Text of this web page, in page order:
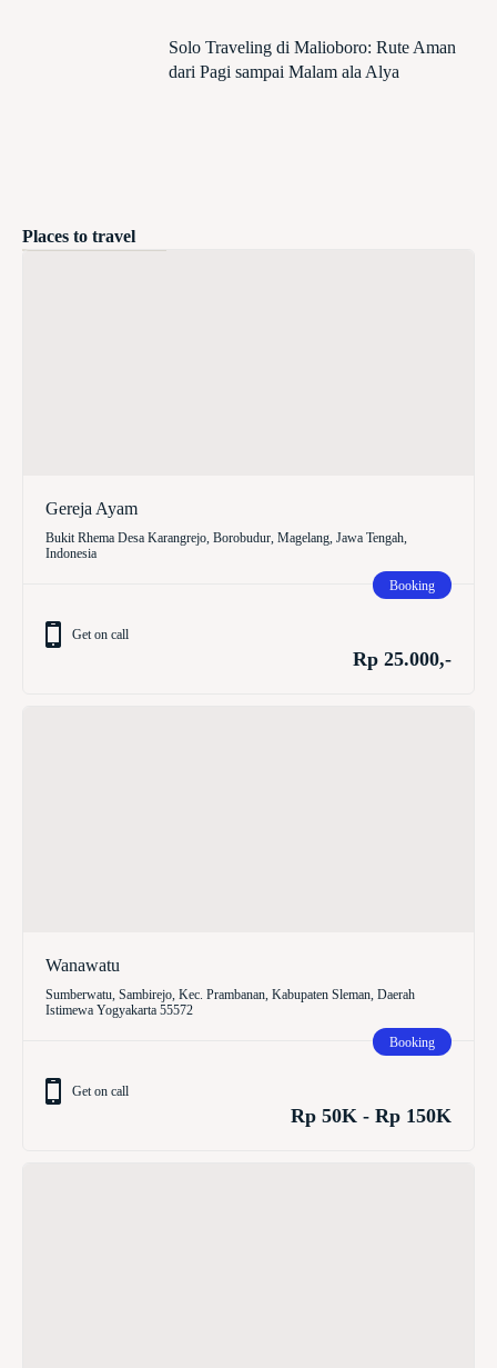
Solo Traveling di Malioboro: Rute Aman
dari Pagi sampai Malam ala Alya
Places to travel
Gereja Ayam
Bukit Rhema Desa Karangrejo, Borobudur, Magelang, Jawa Tengah,
Indonesia
Booking
Get on call
Rp 25.000,-
Wanawatu
Sumberwatu, Sambirejo, Kec. Prambanan, Kabupaten Sleman, Daerah
Istimewa Yogyakarta 55572
Booking
Get on call
Rp 50K - Rp 150K